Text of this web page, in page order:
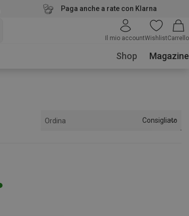
Paga anche a rate con Klarna
Il mio accountWishlistCarrello
Shop Magazine
Ordina Consigliato